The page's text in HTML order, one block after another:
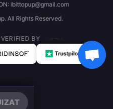
ibittopup@gmail.com
All Rights Reserved.
BY